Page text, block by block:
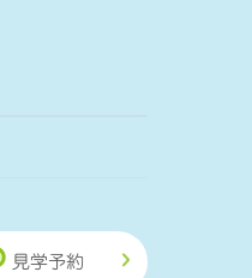
見学予約